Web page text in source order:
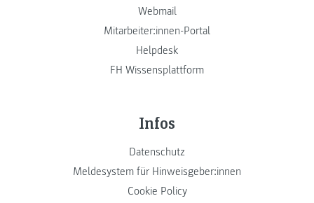
Webmail
Mitarbeiter:innen-Portal
Helpdesk
FH Wissensplattform
Infos
Datenschutz
Meldesystem für Hinweisgeber:innen
Cookie Policy